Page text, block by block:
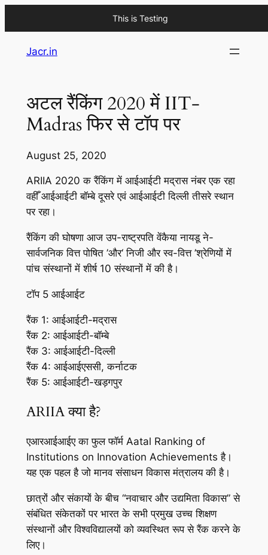
This is Testing
Jacr.in
अटल रैंकिंग 2020 में IIT-
Madras फिर से टॉप पर
August 25, 2020
ARIIA 2020 क रैंकिंग में आईआईटी मद्रास नंबर एक रहा
वहीँ आईआईटी बॉम्बे दूसरे एवं आईआईटी दिल्ली तीसरे स्थान
पर रहा।
रैंकिंग की घोषणा आज उप-राष्ट्रपति वेंकैया नायडू ने-
सार्वजनिक वित्त पोषित ’और‘ निजी और स्व-वित्त ’श्रेणियों में
पांच संस्थानों में शीर्ष 10 संस्थानों में की है।
टॉप 5 आईआईट
रैंक 1: आईआईटी-मद्रास
रैंक 2: आईआईटी-बॉम्बे
रैंक 3: आईआईटी-दिल्ली
रैंक 4: आईआईएससी, कर्नाटक
रैंक 5: आईआईटी-खड़गपुर
ARIIA क्या है?
एआरआईआईए का फुल फॉर्म Aatal Ranking of
Institutions on Innovation Achievements है।
यह एक पहल है जो मानव संसाधन विकास मंत्रालय की है।
छात्रों और संकायों के बीच “नवाचार और उद्यमिता विकास” से
संबंधित संकेतकों पर भारत के सभी प्रमुख उच्च शिक्षण
संस्थानों और विश्वविद्यालयों को व्यवस्थित रूप से रैंक करने के
लिए।